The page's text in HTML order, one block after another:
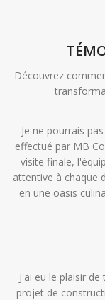
Découvrez
Je ne pourrais
effectué par MB
visite finale,
attentive à chaque
en une oasis
J'ai eu le plaisir
projet de